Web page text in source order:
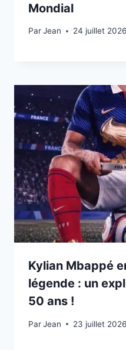
Mondial
ParJean
24 juillet 202624 juillet 2026
Kylian Mbappé
légende : un
50 ans !
ParJean
23 juillet 202623 juillet 2026